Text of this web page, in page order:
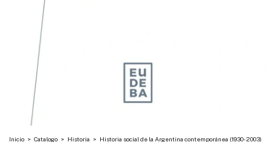
Inicio > Catalogo > Historia > Historia social de la Argentina contemporánea (1930-2003)